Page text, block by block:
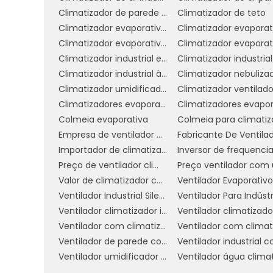
ambientes, desde lojas de varejo até
capacidade de resfriar rapidamente
conforto térmico é crucial.
Em suma, as vantagens do
Eles oferecem uma solução eficiente,
garantindo um ambiente agradável
COMO ESCOLHER O
SEU NEGÓCIO
Escolher o climatizador grande ideal
mas com algumas considerações
atenda às suas necessidades
climatizador grande perfeito para o seu
1. Avalie o Tamanho do Ambiente:O
é considerar o tamanho do espaço
Climatizador de parede comercial
Climatizador de teto
Climatizador evaporativo de parede preço
Climatizador evaporativo portátil preço
Climatizador industrial evaporativo
Climatizador industrial à venda
Climatizador
Climatizador umidificador ventilador
Climatizador
Climatizadores evaporativo comercial e industrial
Colmeia evaporativa
Empresa de ventilador climatizador industrial
Importador de climatizador
Preço de ventilador climatizador industrial
Valor de climatizador com névoa
Ventilador Industrial Silencioso
Ventilador Para
Ventilador climatizador industrial
Ventilador com climatizador
Ventilador de parede com climatizador
Ventilador umidificador industrial